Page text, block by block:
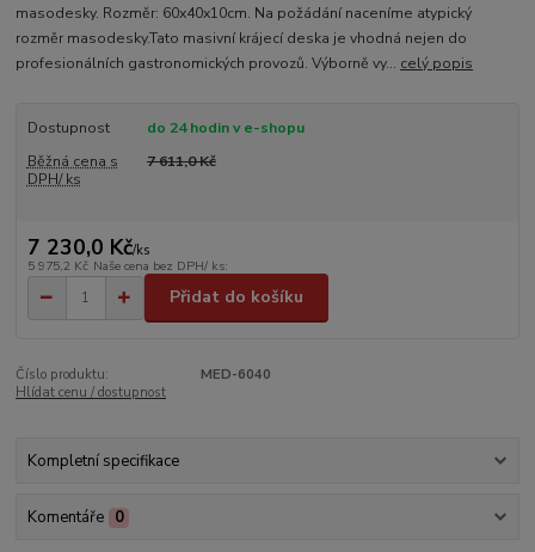
masodesky. Rozměr: 60x40x10cm. Na požádání naceníme atypický
rozměr masodesky.Tato masivní krájecí deska je vhodná nejen do
profesionálních gastronomických provozů. Výborně vy... celý popis
Dostupnost
do 24 hodin v e-shopu
Běžná cena s
DPH/ ks
7 611,0 Kč
7 230,0 Kč/ks
5 975,2 Kč Naše cena bez DPH/ ks:
Přidat do košíku
Číslo produktu:
MED-6040
Hlídat cenu / dostupnost
Kompletní specifikace
Komentáře 0